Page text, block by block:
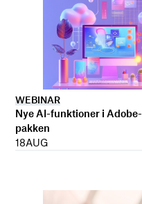
WEBINAR
Nye AI-funktioner i Adobe-
pakken
18AUG